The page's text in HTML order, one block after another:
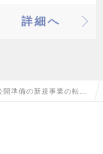
詳細へ
開準備の新規事業の転